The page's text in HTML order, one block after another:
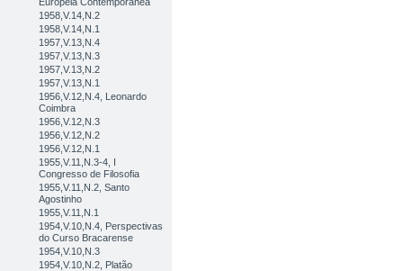
1958,V.14,N.2
1958,V.14,N.1
1957,V.13,N.4
1957,V.13,N.3
1957,V.13,N.2
1957,V.13,N.1
1956,V.12,N.4, Leonardo
Coimbra
1956,V.12,N.3
1956,V.12,N.2
1956,V.12,N.1
1955,V.11,N.3-4, I
Congresso de Filosofia
1955,V.11,N.2, Santo
Agostinho
1955,V.11,N.1
1954,V.10,N.4, Perspectivas
do Curso Bracarense
1954,V.10,N.3
1954,V.10,N.2, Platão